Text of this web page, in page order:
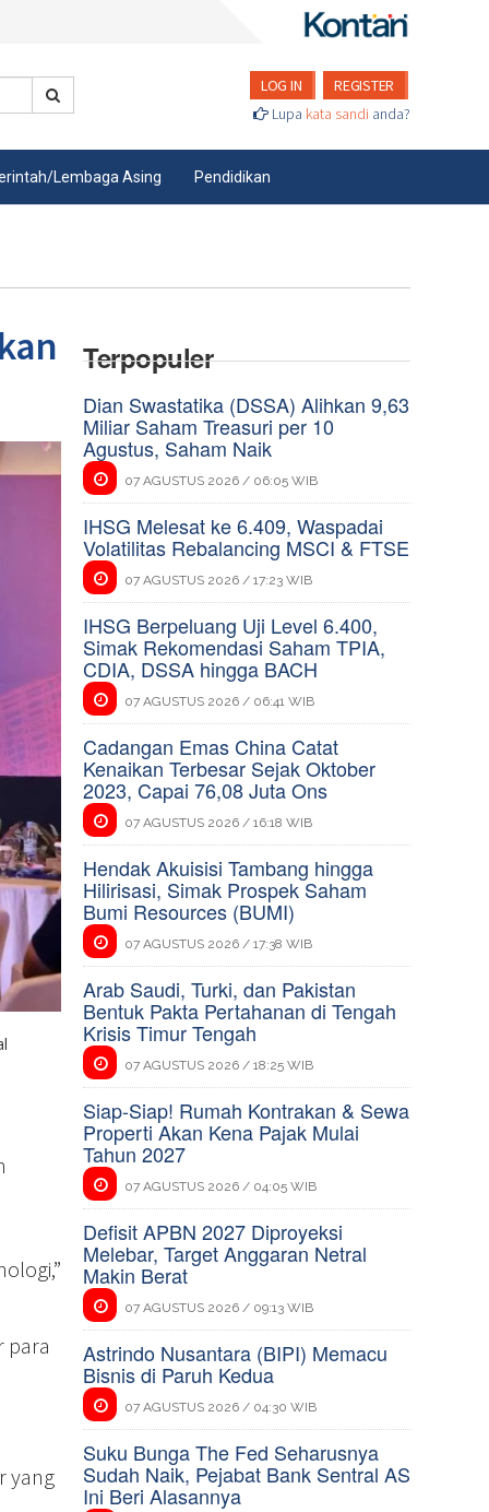
LOG IN
REGISTER
Lupa kata sandi anda?
Lembaga Asing Pendidikan
para
yang
Terpopuler
Dian Swastatika (DSSA) Alihkan 9,63
Miliar Saham Treasuri per 10
Agustus, Saham Naik
07 AGUSTUS 2026 / 06:05 WIB
IHSG Melesat ke 6.409, Waspadai
Volatilitas Rebalancing MSCI & FTSE
07 AGUSTUS 2026 / 17:23 WIB
IHSG Berpeluang Uji Level 6.400,
Simak Rekomendasi Saham TPIA,
CDIA, DSSA hingga BACH
07 AGUSTUS 2026 / 06:41 WIB
Cadangan Emas China Catat
Kenaikan Terbesar Sejak Oktober
2023, Capai 76,08 Juta Ons
07 AGUSTUS 2026 / 16:18 WIB
Hendak Akuisisi Tambang hingga
Hilirisasi, Simak Prospek Saham
Bumi Resources (BUMI)
07 AGUSTUS 2026 / 17:38 WIB
Arab Saudi, Turki, dan Pakistan
Bentuk Pakta Pertahanan di Tengah
Krisis Timur Tengah
07 AGUSTUS 2026 / 18:25 WIB
Siap-Siap! Rumah Kontrakan & Sewa
Properti Akan Kena Pajak Mulai
Tahun 2027
07 AGUSTUS 2026 / 04:05 WIB
Defisit APBN 2027 Diproyeksi
Melebar, Target Anggaran Netral
Makin Berat
07 AGUSTUS 2026 / 09:13 WIB
Astrindo Nusantara (BIPI) Memacu
Bisnis di Paruh Kedua
07 AGUSTUS 2026 / 04:30 WIB
Suku Bunga The Fed Seharusnya
Sudah Naik, Pejabat Bank Sentral AS
Ini Beri Alasannya